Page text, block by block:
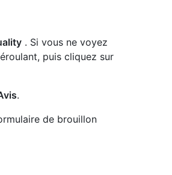
. Si vous ne voyez
puis cliquez sur
.
de brouillon